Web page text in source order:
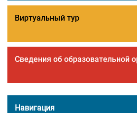
Виртуальный тур
Сведения об образовательной
Навигация